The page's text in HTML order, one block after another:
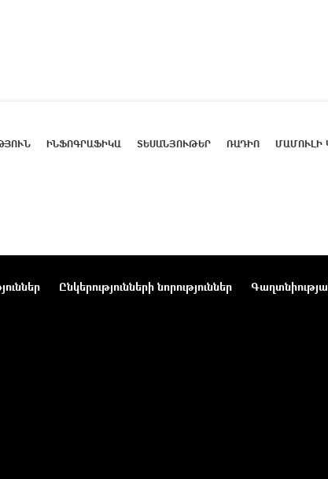
ԻՆՖՈԳՐԱՖԻԿԱ ՏԵՍԱՆՅՈՒԹԵՐ ՌԱԴԻՈ ՄԱՄՈՒԼԻ
Ընկերությունների նորություններ